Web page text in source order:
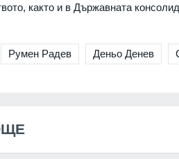
както и в Държавната
Румен Радев Деньо Денев
кандидата на
на
МНЕНИЯ И АНАЛИЗИ